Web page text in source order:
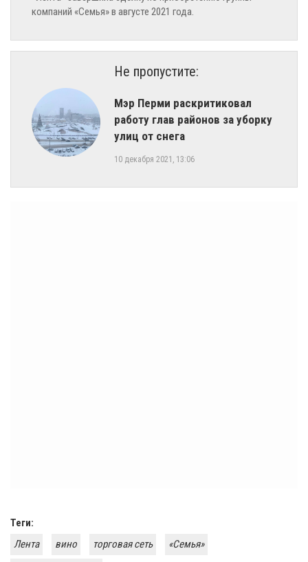
компаний «Семья» в августе 2021 года.
Не пропустите:
Мэр Перми раскритиковал
работу глав районов за уборку
улиц от снега
10 декабря 2021, 13:06
Теги:
Лента
вино торговая сеть
«Семья»